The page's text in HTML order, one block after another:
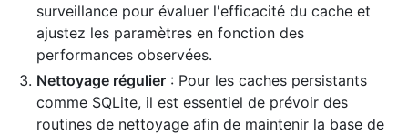
surveillance pour évaluer l'efficacité du cache et
ajustez les paramètres en fonction des
performances observées.
Nettoyage régulier : Pour les caches persistants
comme SQLite, il est essentiel de prévoir des
routines de nettoyage afin de maintenir la base de